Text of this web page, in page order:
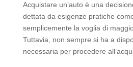
Acquistare un’auto è una
dettata da esigenze pratiche
semplicemente la voglia di
Tuttavia, non sempre si ha a
necessaria per procedere